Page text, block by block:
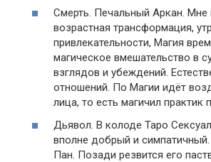
Смерть. Печальный Аркан. Мне
возрастная трансформация,
привлекательности, Магия
магическое вмешательство в
взглядов и убеждений.
отношений. По Магии идёт
лица, то есть магичил практик
Дьявол. В колоде Таро
вполне добрый и
Пан. Позади резвится его